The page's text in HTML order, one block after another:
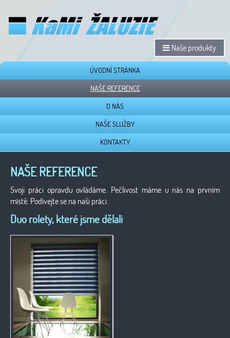
ÚVODNÍ STRÁNKA
NAŠE REFERENCE
O NÁS
NAŠE SLUŽBY
KONTAKTY
Naše produkty
NAŠE REFERENCE
Svoji práci opravdu ovládáme. Pečlivost máme u nás na prvním
místě. Podívejte se na naši práci.
Duo rolety, které jsme dělali